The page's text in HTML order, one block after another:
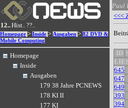
12..Hist..??..
Homepage > Inside > Ausgaben > 82 DVD &
Mobile Computing
Homepage
Inside
Ausgaben
179 38 Jahre PCNEWS
178 KI II
177 KI
Paul
<<<
ID
645
647
649
393
394